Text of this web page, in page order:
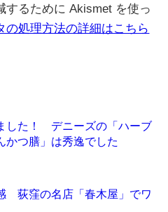
するために Akismet を使っ
の処理方法の詳細はこちら
した！ デニーズの「ハーブ
かつ膳」は秀逸でした
荻窪の名店「春木屋」でワ